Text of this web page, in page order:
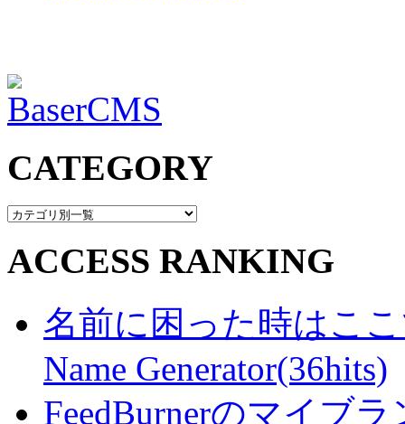
CATEGORY
ACCESS RANKING
名前に困った時はここ
Name Generator(36hits)
FeedBurnerのマイブ